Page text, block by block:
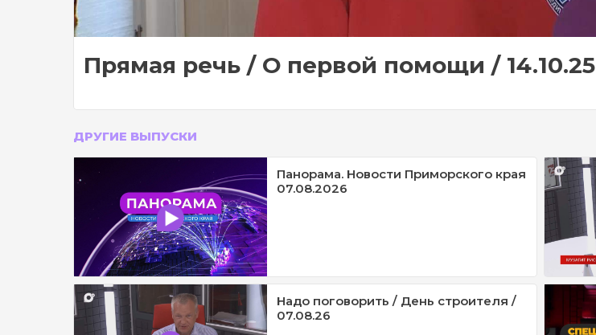
Прямая речь / О первой помощи / 14.10.25
ДРУГИЕ ВЫПУСКИ
Панорама. Новости Приморского края
07.08.2026
Надо поговорить / День строителя /
07.08.26